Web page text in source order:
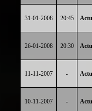
31-01-2008 20:45
26-01-2008 20:30
11-11-2007 -
10-11-2007 -